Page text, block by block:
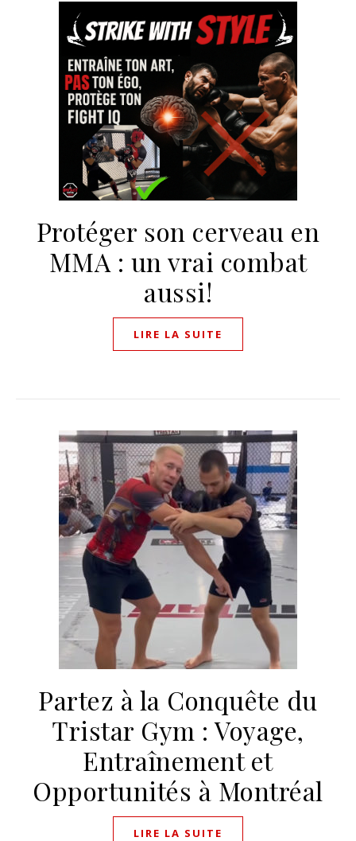
Protéger son cerveau en
MMA : un vrai combat
aussi!
LIRE LA SUITE
Partez à la Conquête du
Tristar Gym : Voyage,
Entraînement et
Opportunités à Montréal
LIRE LA SUITE